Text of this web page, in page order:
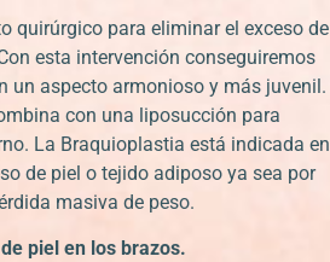
quirúrgico para eliminar el exceso de
esta intervención conseguiremos
un aspecto armonioso y más juvenil.
con una liposucción para
La Braquioplastia está indicada en
de piel o tejido adiposo ya sea por
masiva de peso.
piel en los brazos.